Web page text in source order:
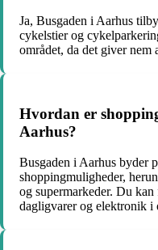
Ja, Busgaden i Aarhus
cykelstier og
området, da det giver nem
Hvordan er
Aarhus?
Busgaden i Aarhus byder
shoppingmuligheder,
og supermarkeder. Du
dagligvarer og elektronik i